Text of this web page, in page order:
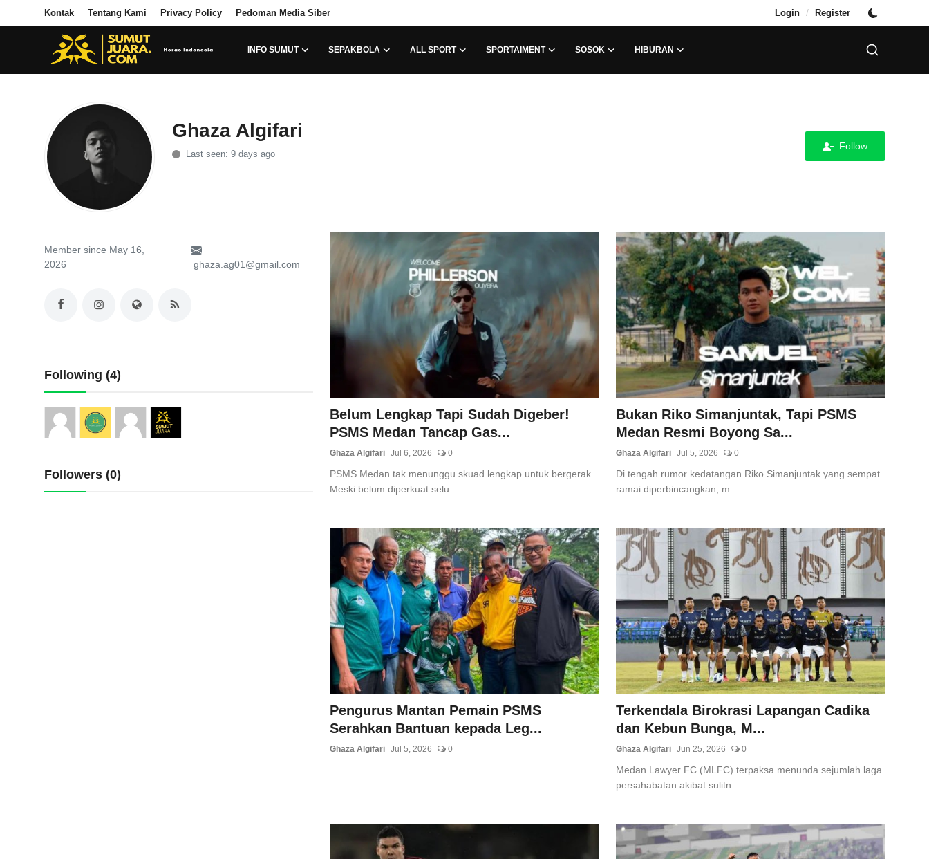
Kontak Tentang Kami Privacy Policy Pedoman Media Siber Login / Register
INFO SUMUT SEPAKBOLA ALL SPORT SPORTAIMENT SOSOK HIBURAN
Login Register
Tentang Kami
Privacy Policy
SEPAKBOLA
HIBURAN
Ghaza Algifari
Last seen: 9 days ago
Follow
Member since May 16,
2026
ghaza.ag01@gmail.com
Following (4)
Followers (0)
Belum Lengkap Tapi Sudah Digeber!
PSMS Medan Tancap Gas...
Ghaza Algifari Jul 6, 2026 0
PSMS Medan tak menunggu skuad lengkap untuk bergerak.
Meski belum diperkuat selu...
Bukan Riko Simanjuntak, Tapi PSMS
Medan Resmi Boyong Sa...
Ghaza Algifari Jul 5, 2026 0
Di tengah rumor kedatangan Riko Simanjuntak yang sempat
ramai diperbincangkan, m...
Pengurus Mantan Pemain PSMS
Serahkan Bantuan kepada Leg...
Ghaza Algifari Jul 5, 2026 0
Terkendala Birokrasi Lapangan Cadika
dan Kebun Bunga, M...
Ghaza Algifari Jun 25, 2026 0
Medan Lawyer FC (MLFC) terpaksa menunda sejumlah laga
persahabatan akibat sulitn...